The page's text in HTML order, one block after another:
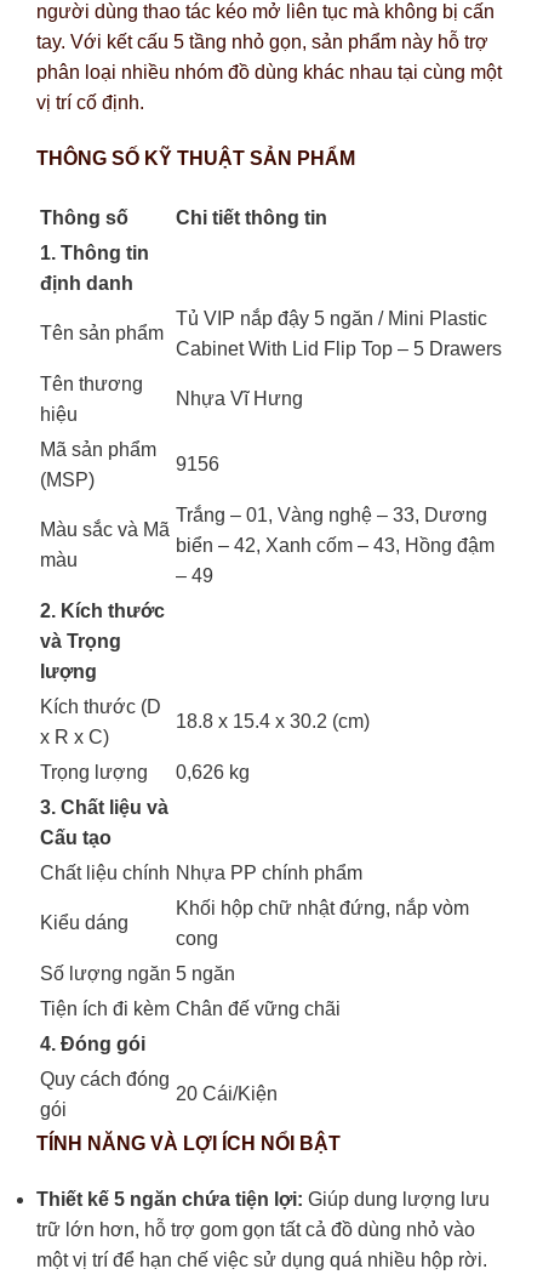
người dùng thao tác kéo mở liên tục mà không bị cấn
tay. Với kết cấu 5 tầng nhỏ gọn, sản phẩm này hỗ trợ
phân loại nhiều nhóm đồ dùng khác nhau tại cùng một
vị trí cố định.
THÔNG SỐ KỸ THUẬT SẢN PHẨM
Thông số
Chi tiết thông tin
1. Thông tin
định danh
Tên sản phẩm
Tủ VIP nắp đậy 5 ngăn / Mini Plastic
Cabinet With Lid Flip Top – 5 Drawers
Tên thương
hiệu
Nhựa Vĩ Hưng
Mã sản phẩm
(MSP)
9156
Màu sắc và Mã
màu
Trắng – 01, Vàng nghệ – 33, Dương
biển – 42, Xanh cốm – 43, Hồng đậm
– 49
2. Kích thước
và Trọng
lượng
Kích thước (D
x R x C)
18.8 x 15.4 x 30.2 (cm)
Trọng lượng
0,626 kg
3. Chất liệu và
Cấu tạo
Chất liệu chính Nhựa PP chính phẩm
Kiểu dáng
Khối hộp chữ nhật đứng, nắp vòm
cong
Số lượng ngăn 5 ngăn
Tiện ích đi kèm Chân đế vững chãi
4. Đóng gói
Quy cách đóng
gói
20 Cái/Kiện
TÍNH NĂNG VÀ LỢI ÍCH NỔI BẬT
Thiết kế 5 ngăn chứa tiện lợi: Giúp dung lượng lưu
trữ lớn hơn, hỗ trợ gom gọn tất cả đồ dùng nhỏ vào
một vị trí để hạn chế việc sử dụng quá nhiều hộp rời.